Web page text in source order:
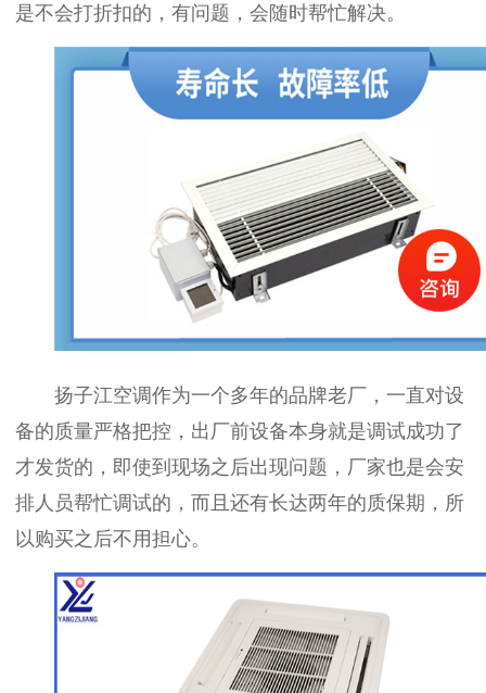
是不会打折扣的，有问题，会随时帮忙解决。
扬子江空调作为一个多年的品牌老厂，一直对设
备的质量严格把控，出厂前设备本身就是调试成功了
才发货的，即使到现场之后出现问题，厂家也是会安
排人员帮忙调试的，而且还有长达两年的质保期，所
以购买之后不用担心。